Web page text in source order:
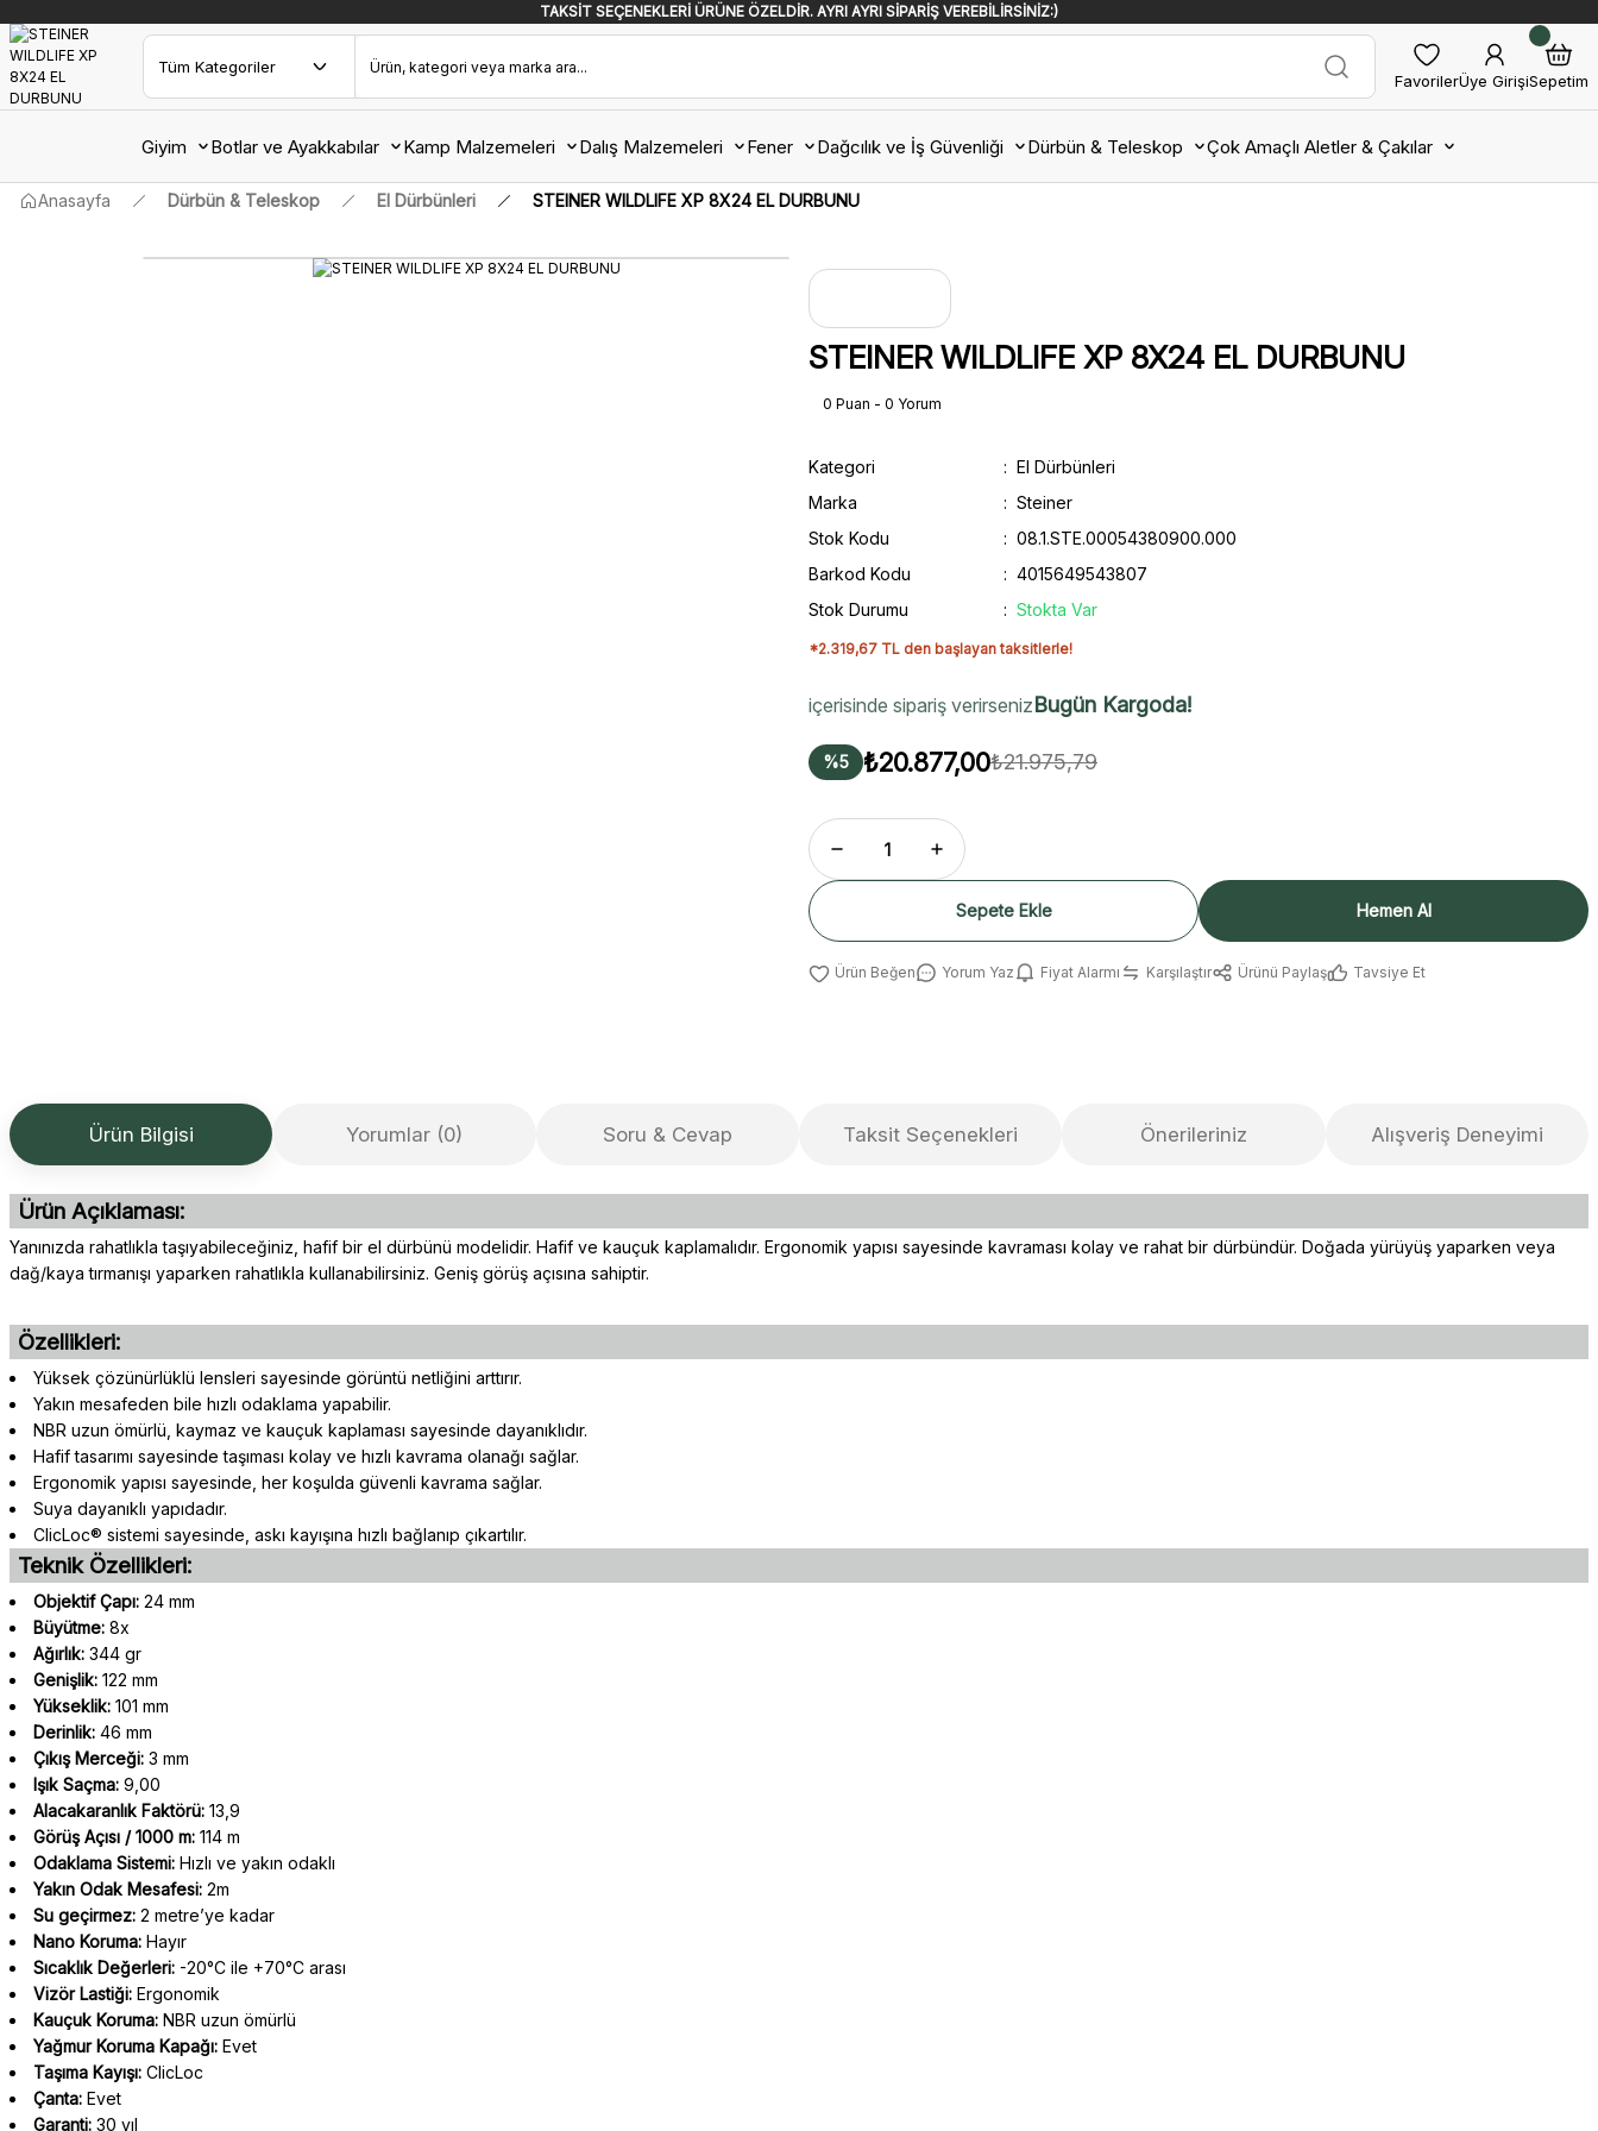
TAKSİT SEÇENEKLERİ ÜRÜNE ÖZELDİR. AYRI AYRI SİPARİŞ VEREBİLİRSİNİZ:)
FavorilerÜye GirişiSepetim
Giyim Botlar ve Ayakkabılar Kamp Malzemeleri Dalış Malzemeleri Fener Dağcılık ve İş Güvenliği Dürbün & Teleskop Çok Amaçlı Aletler & Çakılar
Anasayfa Dürbün & Teleskop El Dürbünleri STEINER WILDLIFE XP 8X24 EL DURBUNU
STEINER WILDLIFE XP 8X24 EL DURBUNU
0 Puan - 0 Yorum
Kategori
El Dürbünleri
Marka
Steiner
Stok Kodu
08.1.STE.00054380900.000
Barkod Kodu
4015649543807
Stok Durumu
Stokta Var
*2.319,67 TL den başlayan taksitlerle!
içerisinde sipariş verirsenizBugün Kargoda!
%5 ₺20.877,00₺21.975,79
Sepete Ekle Hemen Al
Yorum Yaz Fiyat Alarmı Karşılaştır Ürünü Paylaş Tavsiye Et
Ürün Bilgisi Yorumlar (0) Soru & Cevap Taksit Seçenekleri Önerileriniz Alışveriş Deneyimi
Ürün Açıklaması:
Yanınızda rahatlıkla taşıyabileceğiniz, hafif bir el dürbünü modelidir. Hafif ve kauçuk kaplamalıdır. Ergonomik yapısı sayesinde kavraması kolay ve rahat bir dürbündür. Doğada yürüyüş yaparken veya
dağ/kaya tırmanışı yaparken rahatlıkla kullanabilirsiniz. Geniş görüş açısına sahiptir.
Özellikleri:
Yüksek çözünürlüklü lensleri sayesinde görüntü netliğini arttırır.
Yakın mesafeden bile hızlı odaklama yapabilir.
NBR uzun ömürlü, kaymaz ve kauçuk kaplaması sayesinde dayanıklıdır.
Hafif tasarımı sayesinde taşıması kolay ve hızlı kavrama olanağı sağlar.
Ergonomik yapısı sayesinde, her koşulda güvenli kavrama sağlar.
Suya dayanıklı yapıdadır.
ClicLoc® sistemi sayesinde, askı kayışına hızlı bağlanıp çıkartılır.
Teknik Özellikleri:
Objektif Çapı: 24 mm
Büyütme: 8x
Ağırlık: 344 gr
Genişlik: 122 mm
Yükseklik: 101 mm
Derinlik: 46 mm
Çıkış Merceği: 3 mm
Işık Saçma: 9,00
Alacakaranlık Faktörü: 13,9
Görüş Açısı / 1000 m: 114 m
Odaklama Sistemi: Hızlı ve yakın odaklı
Yakın Odak Mesafesi: 2m
Su geçirmez: 2 metre’ye kadar
Nano Koruma: Hayır
Sıcaklık Değerleri: -20°C ile +70°C arası
Vizör Lastiği: Ergonomik
Kauçuk Koruma: NBR uzun ömürlü
Yağmur Koruma Kapağı: Evet
Taşıma Kayışı: ClicLoc
Çanta: Evet
Garanti: 30 yıl